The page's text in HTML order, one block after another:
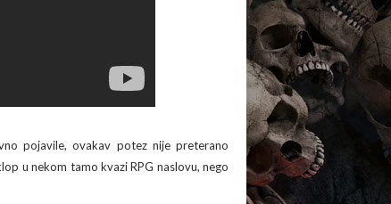
pojavile, ovakav potez nije preterano
u nekom tamo kvazi RPG naslovu, nego